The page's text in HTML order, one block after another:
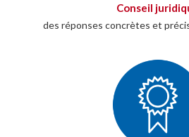
Conseil
des réponses concrètes et